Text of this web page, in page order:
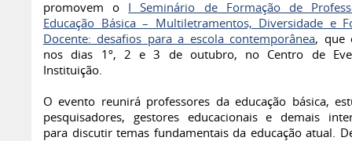
promovem o I Seminário de Formação de
Educação Básica – Multiletramentos, Diversidade e
Docente: desafios para a escola contemporânea, que
nos dias 1º, 2 e 3 de outubro, no Centro de
Instituição.
O evento reunirá professores da educação básica,
pesquisadores, gestores educacionais e demais
para discutir temas fundamentais da educação atual.